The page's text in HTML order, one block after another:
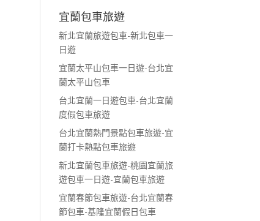
宜蘭包車旅遊
新北宜蘭旅遊包車-新北包車一
日遊
宜蘭太平山包車一日遊-台北宜
蘭太平山包車
台北宜蘭一日遊包車-台北宜蘭
度假包車旅遊
台北宜蘭熱門景點包車旅遊-宜
蘭打卡熱點包車旅遊
新北宜蘭包車旅遊-桃園宜蘭旅
遊包車一日遊-宜蘭包車旅遊
宜蘭春節包車旅遊-台北宜蘭春
節包車-基隆宜蘭假日包車